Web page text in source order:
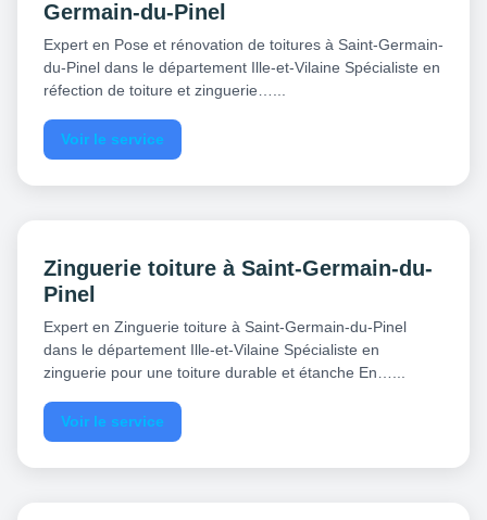
Germain-du-Pinel
Expert en Pose et rénovation de toitures à Saint-Germain-
du-Pinel dans le département Ille-et-Vilaine Spécialiste en
réfection de toiture et zinguerie…...
Voir le service
Zinguerie toiture à Saint-Germain-du-
Pinel
Expert en Zinguerie toiture à Saint-Germain-du-Pinel
dans le département Ille-et-Vilaine Spécialiste en
zinguerie pour une toiture durable et étanche En…...
Voir le service